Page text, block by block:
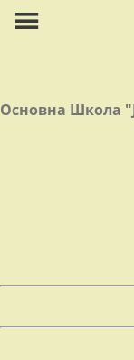
Основна Школа